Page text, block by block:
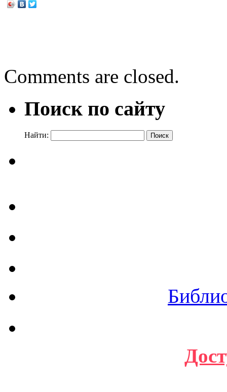
Comments are closed.
Поиск по сайту
Найти: